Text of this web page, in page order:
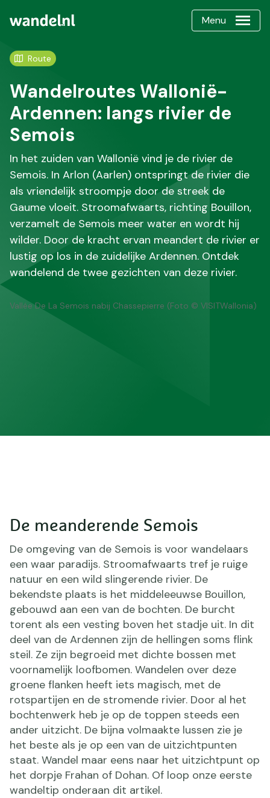
Menu
Route
Wandelroutes Wallonië-
Ardennen: langs rivier de
Semois
In het zuiden van Wallonië vind je de rivier de
Semois. In Arlon (Aarlen) ontspringt de rivier die
als vriendelijk stroompje door de streek de
Gaume vloeit. Stroomafwaarts, richting Bouillon,
verzamelt de Semois meer water en wordt hij
wilder. Door de kracht ervan meandert de rivier er
lustig op los in de zuidelijke Ardennen. Ontdek
wandelend de twee gezichten van deze rivier.
Vallée De La Semois nabij Chassepierre (Foto © VISITWallonia)
De meanderende Semois
De omgeving van de Semois is voor wandelaars
een waar paradijs. Stroomafwaarts tref je ruige
natuur en een wild slingerende rivier. De
bekendste plaats is het middeleeuwse Bouillon,
gebouwd aan een van de bochten. De burcht
torent als een vesting boven het stadje uit. In dit
deel van de Ardennen zijn de hellingen soms flink
steil. Ze zijn begroeid met dichte bossen met
voornamelijk loofbomen. Wandelen over deze
groene flanken heeft iets magisch, met de
rotspartijen en de stromende rivier. Door al het
bochtenwerk heb je op de toppen steeds een
ander uitzicht. De bijna volmaakte lussen zie je
het beste als je op een van de uitzichtpunten
staat. Wandel maar eens naar het uitzichtpunt op
het dorpje Frahan of Dohan. Of loop onze eerste
wandeltip onderaan dit artikel.